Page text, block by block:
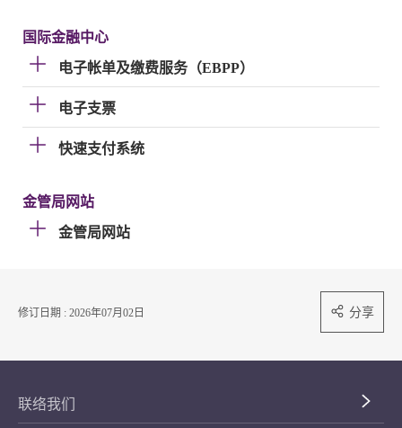
国际金融中心
电子帐单及缴费服务（EBPP）
电子支票
快速支付系统
金管局网站
金管局网站
修订日期 : 2026年07月02日 分享
联络我们